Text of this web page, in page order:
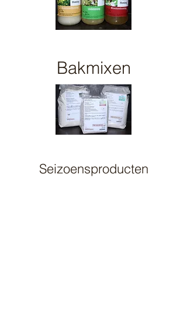
Bakmixen
Seizoensproducten